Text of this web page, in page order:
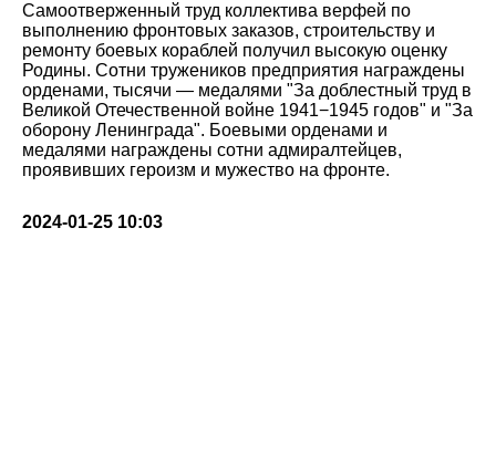
Самоотверженный труд коллектива верфей по
выполнению фронтовых заказов, строительству и
ремонту боевых кораблей получил высокую оценку
Родины. Сотни тружеников предприятия награждены
орденами, тысячи — медалями "За доблестный труд в
Великой Отечественной войне 1941−1945 годов" и "За
оборону Ленинграда". Боевыми орденами и
медалями награждены сотни адмиралтейцев,
проявивших героизм и мужество на фронте.
2024-01-25 10:03